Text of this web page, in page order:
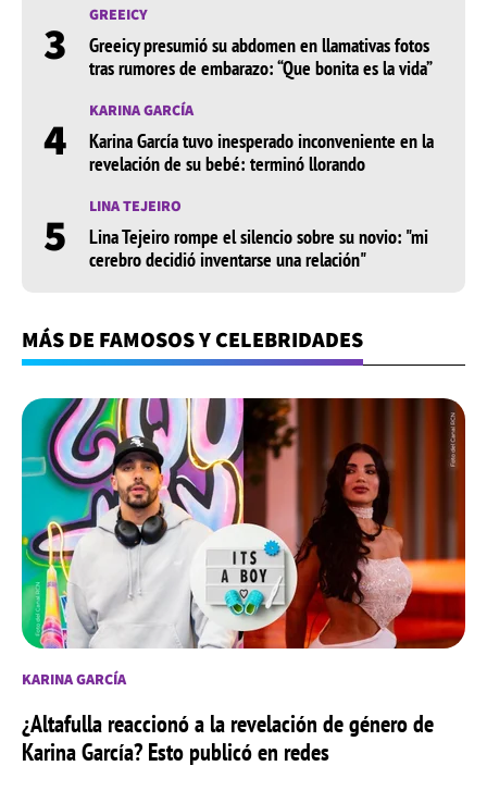
3 GREEICY
Greeicy presumió su abdomen en llamativas fotos
tras rumores de embarazo: “Que bonita es la vida”
4 KARINA GARCÍA
Karina García tuvo inesperado inconveniente en la
revelación de su bebé: terminó llorando
5 LINA TEJEIRO
Lina Tejeiro rompe el silencio sobre su novio: "mi
cerebro decidió inventarse una relación"
MÁS DE FAMOSOS Y CELEBRIDADES
KARINA GARCÍA
¿Altafulla reaccionó a la revelación de género de
Karina García? Esto publicó en redes